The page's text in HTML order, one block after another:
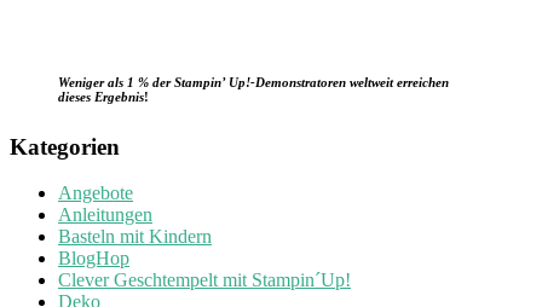
Weniger als 1 % der Stampin’ Up!-Demonstratoren weltweit erreichen
dieses Ergebnis!
Kategorien
Angebote
Anleitungen
Basteln mit Kindern
BlogHop
Clever Geschtempelt mit Stampin´Up!
Deko